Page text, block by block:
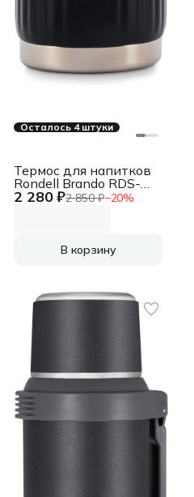
Осталось 4 штуки
2 280 ₽2 850 ₽−20%
Термос для напитков
Rondell Brando RDS-
1972 0.7л. черный
В корзину